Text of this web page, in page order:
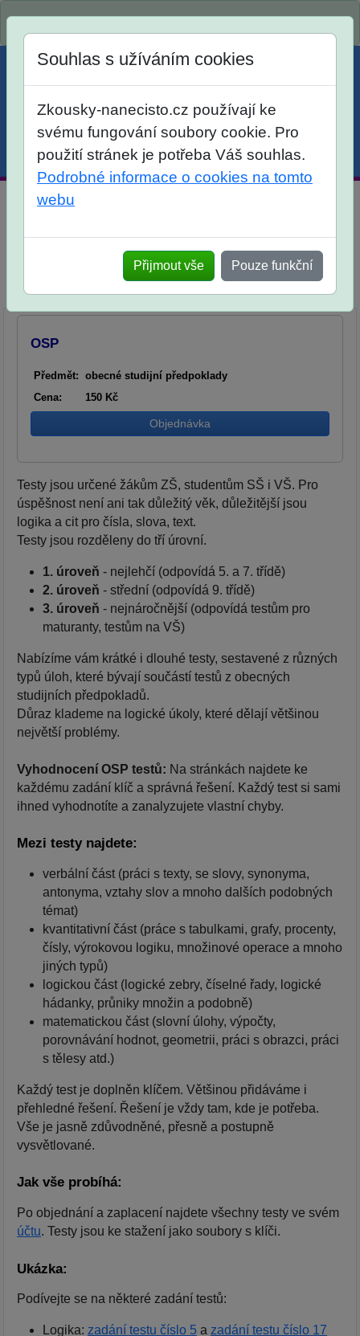
Menu Účet Košík
žáky 9. třídy
Elektronické materiály
Popis Objednávka Diskuse
Souhlas s užíváním cookies
Zkousky-nanecisto.cz používají ke
svému fungování soubory cookie. Pro
použití stránek je potřeba Váš souhlas.
Podrobné informace o cookies na tomto
webu
Přijmout vše Pouze funkční
Testy jsou určené žákům ZŠ, studentům SŠ i VŠ. Pro
úspěšnost není ani tak důležitý věk, důležitější jsou
logika a cit pro čísla, slova, text.
Testy jsou rozděleny do tří úrovní.
1. úroveň - nejlehčí (odpovídá 5. a 7. třídě)
2. úroveň - střední (odpovídá 9. třídě)
3. úroveň - nejnáročnější (odpovídá testům pro
maturanty, testům na VŠ)
OSP
Předmět: obecné studijní předpoklady
Cena:
150 Kč
Objednávka
Nabízíme vám krátké i dlouhé testy, sestavené z různých
typů úloh, které bývají součástí testů z obecných
studijních předpokladů.
Důraz klademe na logické úkoly, které dělají většinou
největší problémy.
Vyhodnocení OSP testů: Na stránkách najdete ke
každému zadání klíč a správná řešení. Každý test si sami
ihned vyhodnotíte a zanalyzujete vlastní chyby.
Mezi testy najdete:
verbální část (práci s texty, se slovy, synonyma,
antonyma, vztahy slov a mnoho dalších podobných
témat)
kvantitativní část (práce s tabulkami, grafy, procenty,
čísly, výrokovou logiku, množinové operace a mnoho
jiných typů)
logickou část (logické zebry, číselné řady, logické
hádanky, průniky množin a podobně)
matematickou část (slovní úlohy, výpočty,
porovnávání hodnot, geometrii, práci s obrazci, práci
s tělesy atd.)
Každý test je doplněn klíčem. Většinou přidáváme i
přehledné řešení. Řešení je vždy tam, kde je potřeba.
Vše je jasně zdůvodněné, přesně a postupně
vysvětlované.
Jak vše probíhá:
Po objednání a zaplacení najdete všechny testy ve svém
účtu. Testy jsou ke stažení jako soubory s klíči.
Ukázka:
Podívejte se na některé zadání testů:
Logika: zadání testu číslo 5 a zadání testu číslo 17